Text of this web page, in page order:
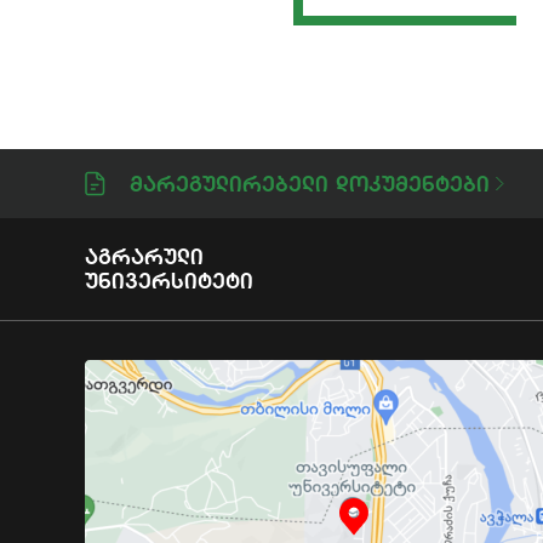
Მარეგულირებელი Დოკუმენტები
Აგრარული
Უნივერსიტეტი